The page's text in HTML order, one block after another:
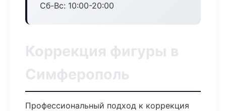
Сб-Вс: 10:00-20:00
Коррекция фигуры в
Симферополь
Профессиональный подход к коррекция